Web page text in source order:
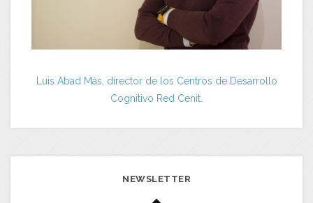
Luis Abad Más, director de los Centros de Desarrollo
Cognitivo Red Cenit.
NEWSLETTER